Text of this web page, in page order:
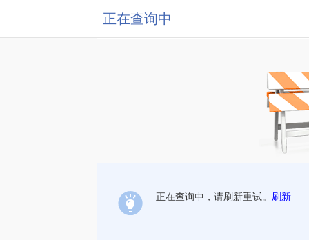
正在查询中
正在查询中，请刷新重试。 刷新